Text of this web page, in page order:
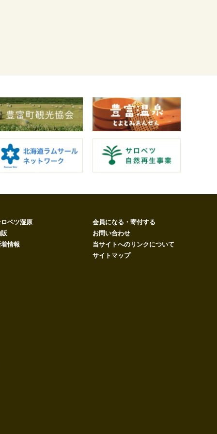
ベツ湿原
情報
会員になる・寄付する
お問い合わせ
当サイトへのリンクについて
サイトマップ